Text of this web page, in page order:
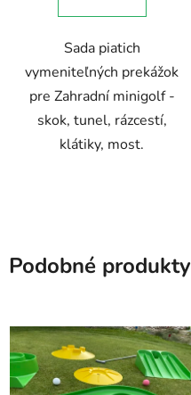
Sada piatich
vymeniteľných prekážok
pre Zahradní minigolf -
skok, tunel, rázcestí,
klátiky, most.
Podobné produkty